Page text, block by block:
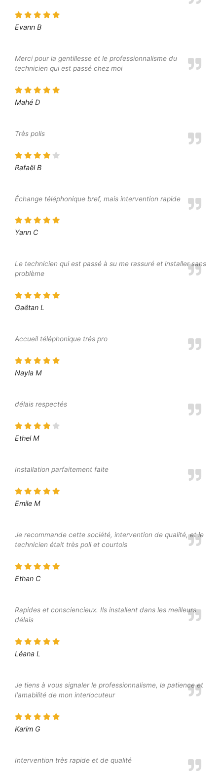
Evann B
Merci pour la gentillesse et le professionnalisme du
technicien qui est passé chez moi
Mahé D
Très polis
Rafaël B
Échange téléphonique bref, mais intervention rapide
Yann C
Le technicien qui est passé à su me rassuré et installer sans
problème
Gaëtan L
Accueil téléphonique trés pro
Nayla M
délais respectés
Ethel M
Installation parfaitement faite
Emile M
Je recommande cette société, intervention de qualité, et le
technicien était très poli et courtois
Ethan C
Rapides et consciencieux. Ils installent dans les meilleurs
délais
Léana L
Je tiens à vous signaler le professionnalisme, la patience et
l'amabilité de mon interlocuteur
Karim G
Intervention très rapide et de qualité